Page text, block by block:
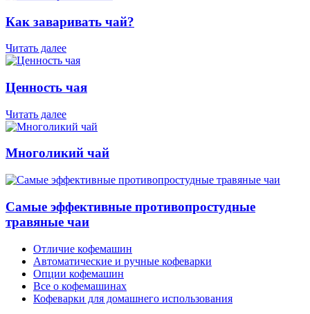
Как заваривать чай?
Читать далее
Ценность чая
Читать далее
Многоликий чай
Самые эффективные противопростудные
травяные чаи
Отличие кофемашин
Автоматические и ручные кофеварки
Опции кофемашин
Все о кофемашинах
Кофеварки для домашнего использования